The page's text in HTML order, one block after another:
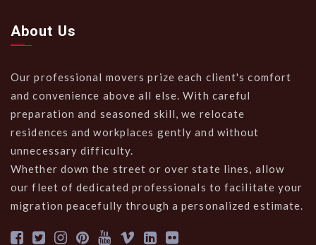
About Us
Our professional movers prize each client's comfort
and convenience above all else. With careful
preparation and seasoned skill, we relocate
residences and workplaces gently and without
unnecessary difficulty.
Whether down the street or over state lines, allow
our fleet of dedicated professionals to facilitate your
migration peacefully through a personalized estimate.